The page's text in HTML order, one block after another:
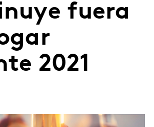
fuera
2021